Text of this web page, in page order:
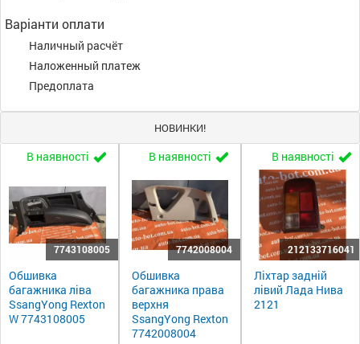
Варіанти оплати
Наличный расчёт
Наложенный платеж
Предоплата
НОВИНКИ!
В наявності
7743108005
Обшивка
багажника ліва
SsangYong Rexton
W 7743108005
В наявності
7742008004
Обшивка
багажника права
верхня
SsangYong Rexton
7742008004
В наявності
212133716041
Ліхтар задній
лівий Лада Нива
2121